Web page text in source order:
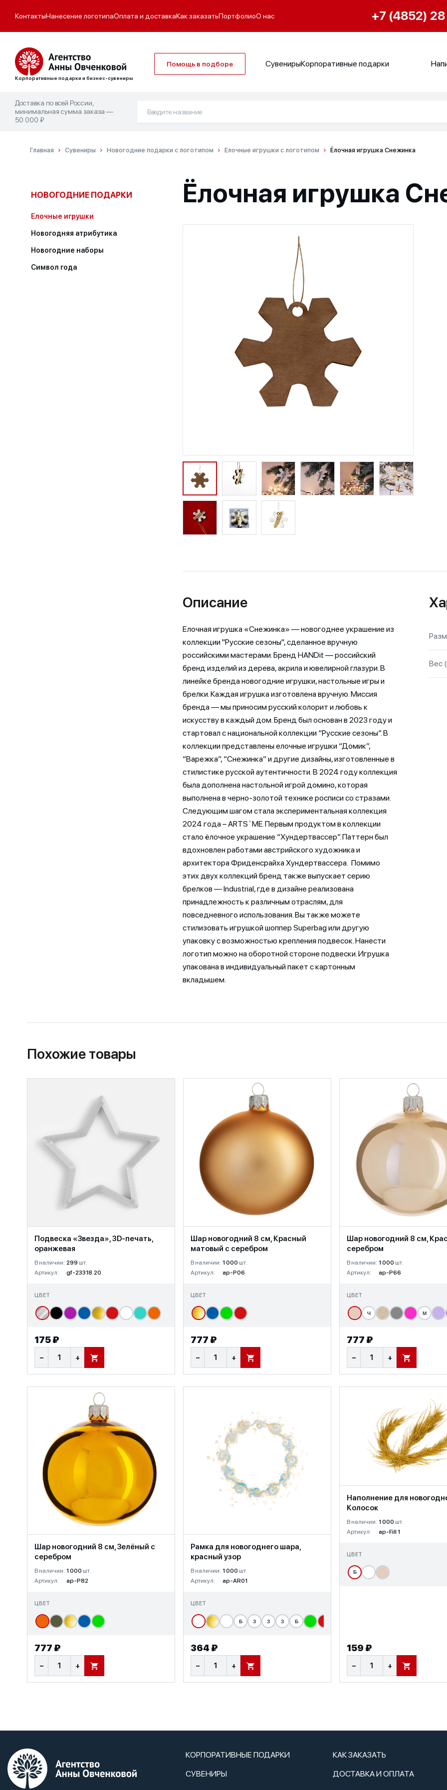
КонтактыНанесение логотипаОплата и доставкаКак заказатьПортфолиоО нас +7 (4852)
Корпоративные подарки и бизнес-сувениры
Помощь в подборе СувенирыКорпоративные подарки
Доставка по всей России,
минимальная сумма заказа —
50 000 ₽
Главная Сувениры Новогодние подарки с логотипом Елочные игрушки с логотипом Ёлочная игрушка Снежинка
НОВОГОДНИЕ ПОДАРКИ
Елочные игрушки
Новогодняя атрибутика
Новогодние наборы
Символ года
Ёлочная игрушка
Описание
Елочная игрушка «Снежинка» — новогоднее украшение из
коллекции "Русские сезоны", сделанное вручную
российскими мастерами. Бренд HANDit — российский
бренд изделий из дерева, акрила и ювелирной глазури. В
линейке бренда новогодние игрушки, настольные игры и
брелки. Каждая игрушка изготовлена вручную. Миссия
бренда — мы приносим русский колорит и любовь к
искусству в каждый дом. Бренд был основан в 2023 году и
стартовал с национальной коллекции “Русские сезоны”. В
коллекции представлены елочные игрушки “Домик”,
“Варежка”, “Снежинка” и другие дизайны, изготовленные в
стилистике русской аутентичности. В 2024 году коллекция
была дополнена настольной игрой домино, которая
выполнена в черно-золотой технике росписи со стразами.
Следующим шагом стала экспериментальная коллекция
2024 года – ARTS`ME. Первым продуктом в коллекции
стало ёлочное украшение “Хундертвассер”. Паттерн был
вдохновлен работами австрийского художника и
архитектора Фриденсрайха Хундертвассера. Помимо
этих двух коллекций бренд также выпускает серию
брелков — Industrial, где в дизайне реализована
принадлежность к различным отраслям, для
повседневного использования. Вы также можете
стилизовать игрушкой шоппер Superbag или другую
упаковку с возможностью крепления подвесок. Нанести
логотип можно на оборотной стороне подвески. Игрушка
упакована в индивидуальный пакет с картонным
вкладышем.
Вес
Похожие товары
Подвеска «Звезда», 3D-печать,
оранжевая
В наличии: 299 шт.
Артикул:
gf-23318.20
ЦВЕТ
175 ₽
− + В КОРЗИНУ
Шар новогодний 8 см, Красный
матовый с серебром
В наличии: 1 000 шт.
Артикул:
ap-P06
ЦВЕТ
777 ₽
− + В КОРЗИНУ
Шар новогодний 8 см,
серебром
В наличии: 1 000 шт.
Артикул:
ap-P66
ЦВЕТ
Ч М
777 ₽
− + В КОРЗИНУ
Шар новогодний 8 см, Зелёный с
серебром
В наличии: 1 000 шт.
Артикул:
ap-P82
ЦВЕТ
777 ₽
− + В КОРЗИНУ
Рамка для новогоднего шара,
красный узор
В наличии: 1 000 шт.
Артикул:
ap-AR01
ЦВЕТ
Б З З З Б
364 ₽
− + В КОРЗИНУ
Наполнение для
Колосок
В наличии: 1 000 шт.
Артикул:
ap-Fill 1
ЦВЕТ
Б
159 ₽
− + В КОРЗИНУ
КОРПОРАТИВНЫЕ ПОДАРКИ
СУВЕНИРЫ
КАК ЗАКАЗАТЬ
ДОСТАВКА И ОПЛАТА